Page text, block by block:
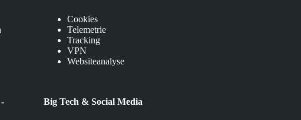
Cookies
Telemetrie
Tracking
VPN
Websiteanalyse
Big Tech & Social Media